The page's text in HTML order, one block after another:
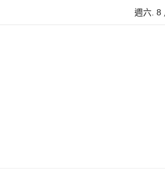
麼讓Threads流量變多？高效提升流量的
週六. 8